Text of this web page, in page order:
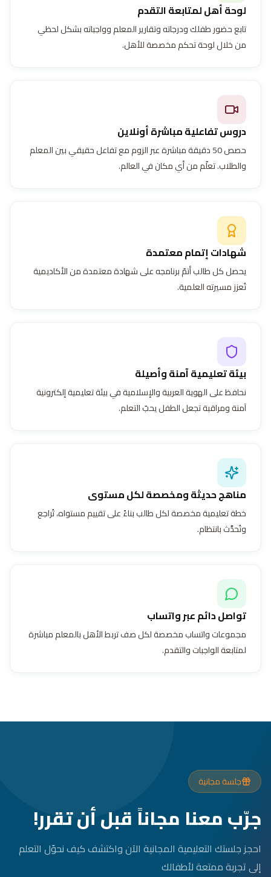
لوحة أهل لمتابعة التقدم
تابع حضور طفلك ودرجاته وتقارير المعلم وواجباته بشكل لحظي
من خلال لوحة تحكم مخصصة للأهل.
دروس تفاعلية مباشرة أونلاين
حصص 50 دقيقة مباشرة عبر الزوم مع تفاعل حقيقي بين المعلم
والطلاب. تعلّم من أي مكان في العالم.
شهادات إتمام معتمدة
يحصل كل طالب أتمّ برنامجه على شهادة معتمدة من الأكاديمية
تُعزز مسيرته العلمية.
بيئة تعليمية آمنة وأصيلة
نحافظ على الهوية العربية والإسلامية في بيئة تعليمية إلكترونية
آمنة ومراقبة تجعل الطفل يحبّ التعلم.
مناهج حديثة ومخصصة لكل مستوى
خطة تعليمية مخصصة لكل طالب بناءً على تقييم مستواه، تُراجع
وتُحدَّث بانتظام.
تواصل دائم عبر واتساب
مجموعات واتساب مخصصة لكل صف تربط الأهل بالمعلم مباشرة
لمتابعة الواجبات والتقدم.
جلسة مجانية
جرّب معنا مجاناً قبل أن تقرر!
احجز جلستك التعليمية المجانية الآن واكتشف كيف نحوّل التعلم
إلى تجربة ممتعة لأطفالك